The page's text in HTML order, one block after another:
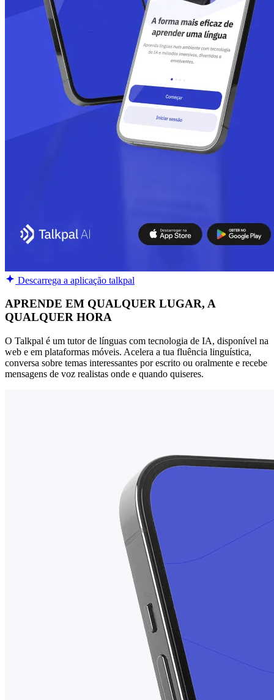
Descarrega a aplicação talkpal
APRENDE EM QUALQUER LUGAR, A
QUALQUER HORA
O Talkpal é um tutor de línguas com tecnologia de IA, disponível na
web e em plataformas móveis. Acelera a tua fluência linguística,
conversa sobre temas interessantes por escrito ou oralmente e recebe
mensagens de voz realistas onde e quando quiseres.